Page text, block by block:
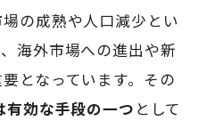
の成熟や人口減少とい
海外市場への進出や新
となっています。​その
効な手段の一つ として